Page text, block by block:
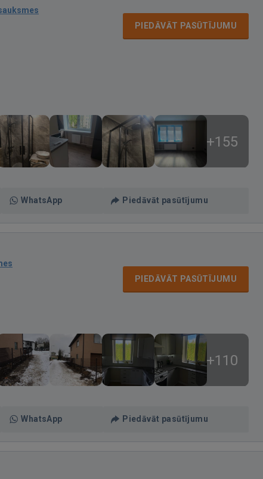
PIEDĀVĀT PASŪTĪJUMU
+155
WhatsApp Piedāvāt pasūtījumu
PIEDĀVĀT PASŪTĪJUMU
+110
WhatsApp Piedāvāt pasūtījumu